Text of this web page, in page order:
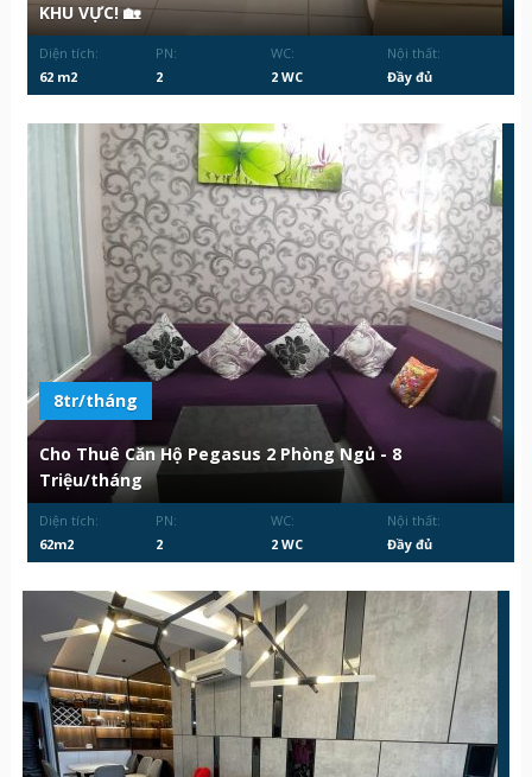
KHU VỰC! 🏡
Diện tích:
62 m2
PN:
2
WC:
2 WC
Nội thất:
Đầy đủ
8tr/tháng
Cho Thuê Căn Hộ Pegasus 2 Phòng Ngủ - 8
Triệu/tháng
Diện tích:
62m2
PN:
2
WC:
2 WC
Nội thất:
Đầy đủ